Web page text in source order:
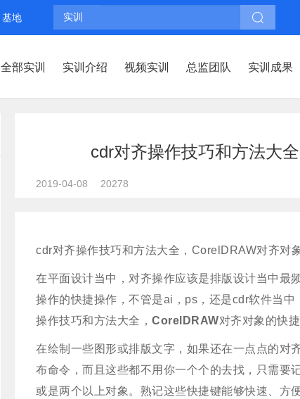
基地 实训
全部实训 实训介绍 视频实训 总监团队 实训成果
cdr对齐操作技巧和方法大
2019-04-08 20278
cdr对齐操作技巧和方法大全，CorelDRAW对齐对
在平面设计当中，对齐操作应该是排版设计当中最
操作的快捷操作，不管是ai，ps，还是cdr软件当
操作技巧和方法大全， CorelDRAW对齐对象的快捷
在绘制一些图形或排版文字，如果还在一点点的对
布命令，而且这些都不用你一个个的去找，只需要
或是两个以上对象。熟记这些快捷键能够快速、方